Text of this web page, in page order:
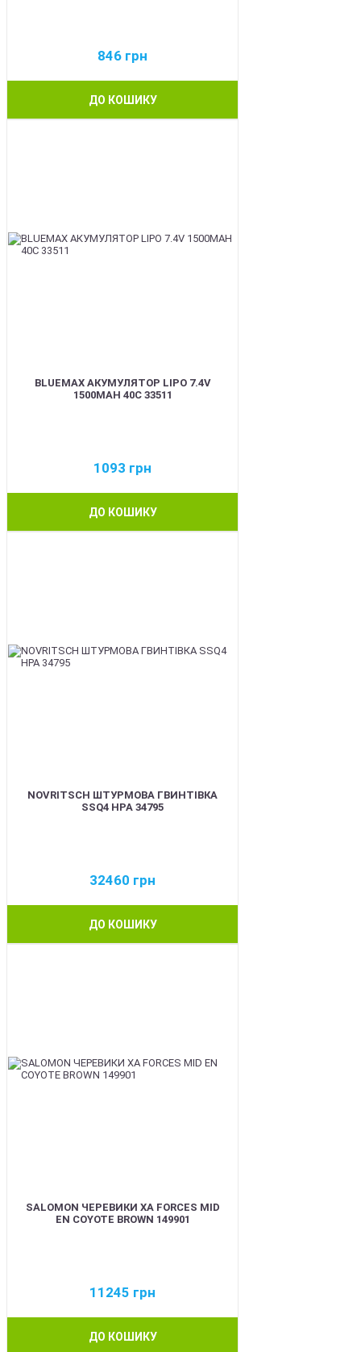
846 грн
ДО КОШИКУ
BLUEMAX АКУМУЛЯТОР LIPO 7.4V
1500MAH 40C 33511
1093 грн
ДО КОШИКУ
NOVRITSCH ШТУРМОВА ГВИНТІВКА
SSQ4 HPA 34795
32460 грн
ДО КОШИКУ
SALOMON ЧЕРЕВИКИ XA FORCES MID
EN COYOTE BROWN 149901
11245 грн
ДО КОШИКУ